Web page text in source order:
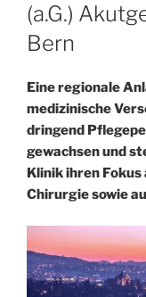
(a.G.)
Bern
Eine regionale
medizinische
dringend
gewachsen und
Klinik ihren
Chirurgie sowie